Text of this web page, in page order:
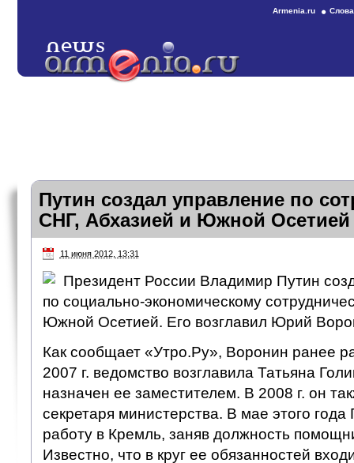
Armenia.ru
Путин создал управление по
СНГ, Абхазией и Южной Осетией
11 июня 2012, 13:31
Президент России Владимир Путин
по социально-экономическому
Южной Осетией. Его возглавил Юрий
Как сообщает «Утро.Ру», Воронин ранее
2007 г. ведомство возглавила Татьяна
назначен ее заместителем. В 2008 г. он
секретаря министерства. В мае этого
работу в Кремль, заняв должность
Известно, что в круг ее обязанностей